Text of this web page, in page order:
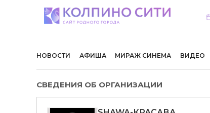
НОВОСТИ АФИША МИРАЖ СИНЕМА ВИДЕО
СВЕДЕНИЯ ОБ ОРГАНИЗАЦИИ